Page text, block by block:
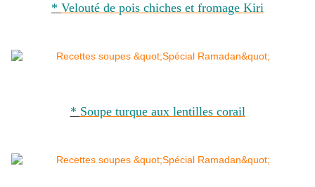
* Velouté de pois chiches et fromage Kiri
* Soupe turque aux lentilles corail